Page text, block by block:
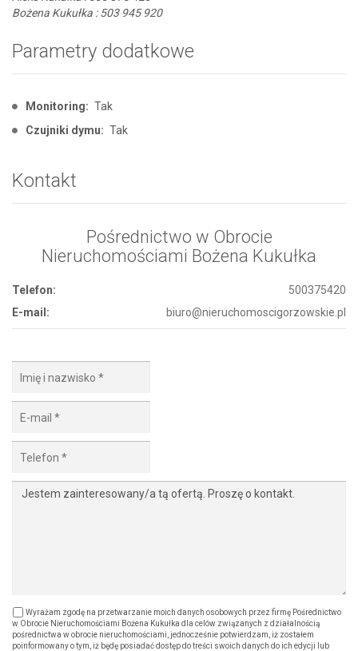
Bożena Kukułka : 503 945 920
Parametry dodatkowe
Monitoring: Tak
Czujniki dymu: Tak
Kontakt
Pośrednictwo w Obrocie
Nieruchomościami Bożena Kukułka
Telefon:
500375420
E-mail:
biuro@nieruchomoscigorzowskie.pl
Wyrażam zgodę na przetwarzanie moich danych osobowych przez firmę Pośrednictwo
w Obrocie Nieruchomościami Bożena Kukułka dla celów związanych z działalnością
pośrednictwa w obrocie nieruchomościami, jednocześnie potwierdzam, iż zostałem
poinformowany o tym, iż będę posiadać dostęp do treści swoich danych do ich edycji lub